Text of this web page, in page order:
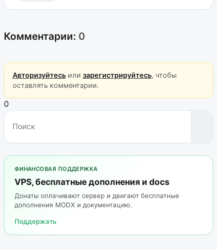
Комментарии: 0
Авторизуйтесьили зарегистрируйтесь, чтобы
оставлять комментарии.
0
ФИНАНСОВАЯ ПОДДЕРЖКА
VPS, бесплатные дополнения и docs
Донаты оплачивают сервер и двигают бесплатные
дополнения MODX и документацию.
Поддержать